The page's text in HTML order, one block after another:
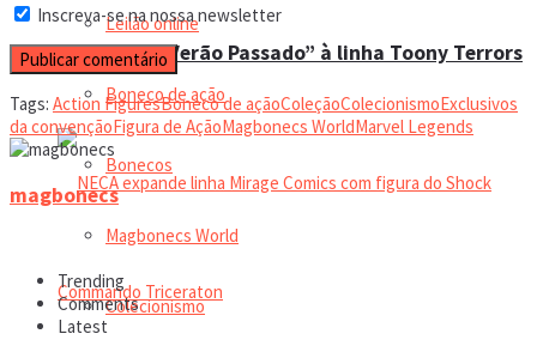
Fizeram no Verão Passado” à linha Toony Terrors
Leilão online
Boneco de ação
Bonecos
Magbonecs World
Colecionismo
Inscreva-se na nossa newsletter
Tags: Action FiguresBoneco de açãoColeçãoColecionismoExclusivos
da convençãoFigura de AçãoMagbonecs WorldMarvel Legends
magbonecs
Trending
Comments
Latest